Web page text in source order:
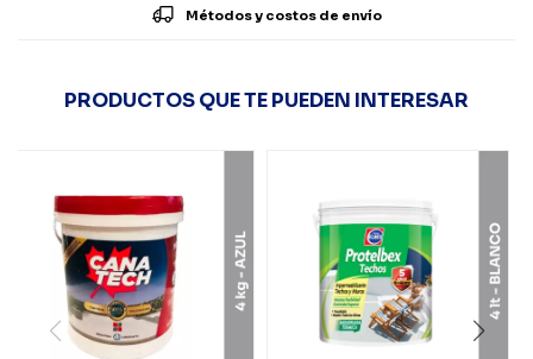
Métodos y costos de envío
PRODUCTOS QUE TE PUEDEN INTERESAR